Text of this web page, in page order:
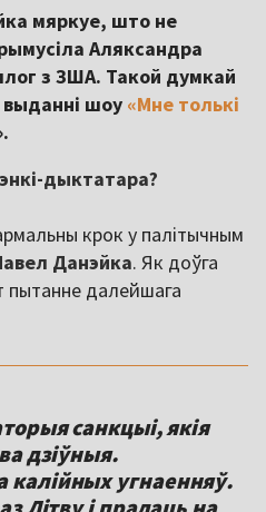
мяркуе, што не
Аляксандра
з ЗША. Такой думкай
шоу «Мне толькі
дыктатара?
крок у палітычным
Данэйка. Як доўга
пытанне далейшага
санкцыі, якія
дзіўныя.
угнаенняў.